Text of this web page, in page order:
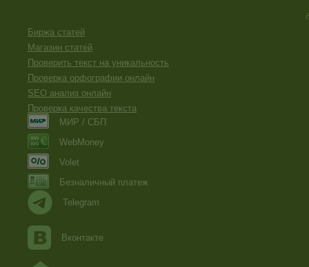
Биржа статей
Магазин статей
Проверить текст на уникальность
Проверка орфографии онлайн
SEO анализ онлайн
Проверка качества текста
МИР / СБП
WebMoney
Volet
Безналичный платеж
Telegram
Вконтакте